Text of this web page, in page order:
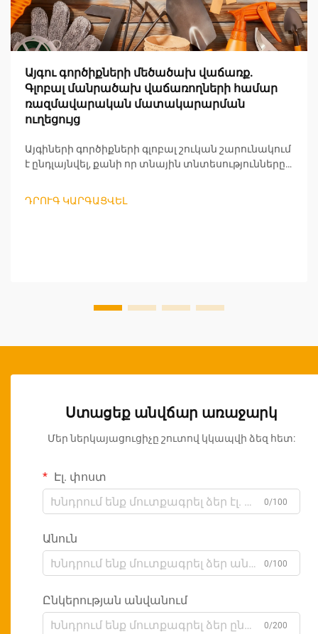
Այգու գործիքների մեծածախ վաճառք.
Գլոբալ մանրածախ վաճառողների համար
ռազմավարական մատակարարման
ուղեցույց
Այգիների գործիքների գլոբալ շուկան շարունակում
է ընդլայնվել, քանի որ տնային տնտեսությունները
Մանրածախ վաճառողների համար, որոնք
ԴՐՈՒԳ ԿԱՐԳԱՑՎԵԼ
Ստացեք անվճար առաջարկ
Մեր ներկայացուցիչը շուտով կկապվի ձեզ հետ:
Էլ. փոստ
0/100
Անուն
0/100
Ընկերության անվանում
0/200